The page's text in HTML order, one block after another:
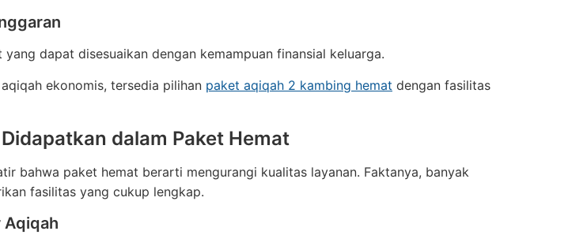
dapat disesuaikan dengan kemampuan finansial keluarga.
ekonomis, tersedia pilihan paket aqiqah 2 kambing hemat dengan fasilitas
dalam Paket Hemat
bahwa paket hemat berarti mengurangi kualitas layanan. Faktanya, banyak
fasilitas yang cukup lengkap.
Aqiqah